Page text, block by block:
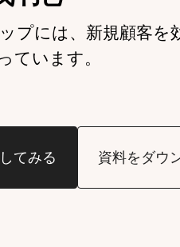
プには、 新規顧客を
ています。
てみる 資料をダウ